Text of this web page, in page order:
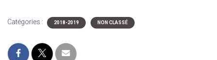
Catégories : 2018-2019 NON CLASSÉ